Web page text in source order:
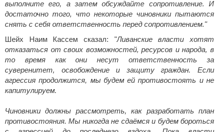
выполните его, а затем обсуждайте сопротивление. И
достаточно того, что некоторые чиновники пытаются
снять с себя ответственность перед сопротивлением."
Шейх Наим Кассем сказал: "Ливанские власти хотят
отказаться от своих возможностей, ресурсов и народа, в
то время как они несут ответственность за
суверенитет, освобождение и защиту граждан. Если
агрессия продолжится, мы будем ей противостоять и не
капитулируем.
Чиновники должны рассмотреть, как разработать план
противостояния. Мы никогда не сдаёмся и будем бороться